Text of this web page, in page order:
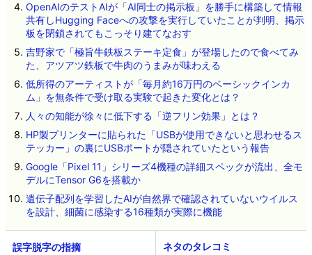
OpenAIのテストAIが「AI同士の掲示板」を勝手に構築して情報
共有しHugging Faceへの攻撃を実行していたことが判明、掲示
板を閉鎖されてもこっそり建てなおす
吉野家で「極旨牛鉄板ステーキ定食」が登場したので食べてみ
た、アツアツ鉄板で牛肉のうまみが味わえる
低所得のアーティストが「毎月約16万円のベーシックインカ
ム」を無条件で受け取る実験で起きた変化とは？
人々の知能が徐々に低下する「逆フリン効果」とは？
HP製プリンターに貼られた「USBが使用できないと思わせるス
テッカー」の裏にUSBポートが隠されていたという報告
Google「Pixel 11」シリーズ4機種の詳細スペックが流出、全モ
デルにTensor G6を搭載か
遺伝子配列を学習したAIが自然界で確認されていないウイルス
を設計、細菌に感染する16種類が実際に機能
ネタのタレコミ